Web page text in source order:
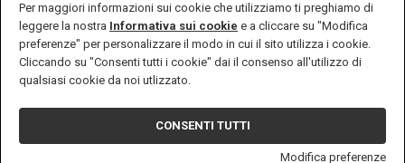
Zanella S.r.l. - P.IVA n. 01238610933 - Iscritta all' Ufficio del
registro delle imprese di Pordenone Numero 01238610933 -
Capitale sociale versato in euro 10.400,00
Sito Web realizzato da W3design
Per maggiori informazioni sui cookie che utilizziamo ti preghiamo di
leggere la nostra Informativa sui cookie e a cliccare su "Modifica
preferenze" per personalizzare il modo in cui il sito utilizza i cookie.
Cliccando su "Consenti tutti i cookie" dai il consenso all'utilizzo di
qualsiasi cookie da noi utlizzato.
CONSENTI TUTTI
Modifica preferenze